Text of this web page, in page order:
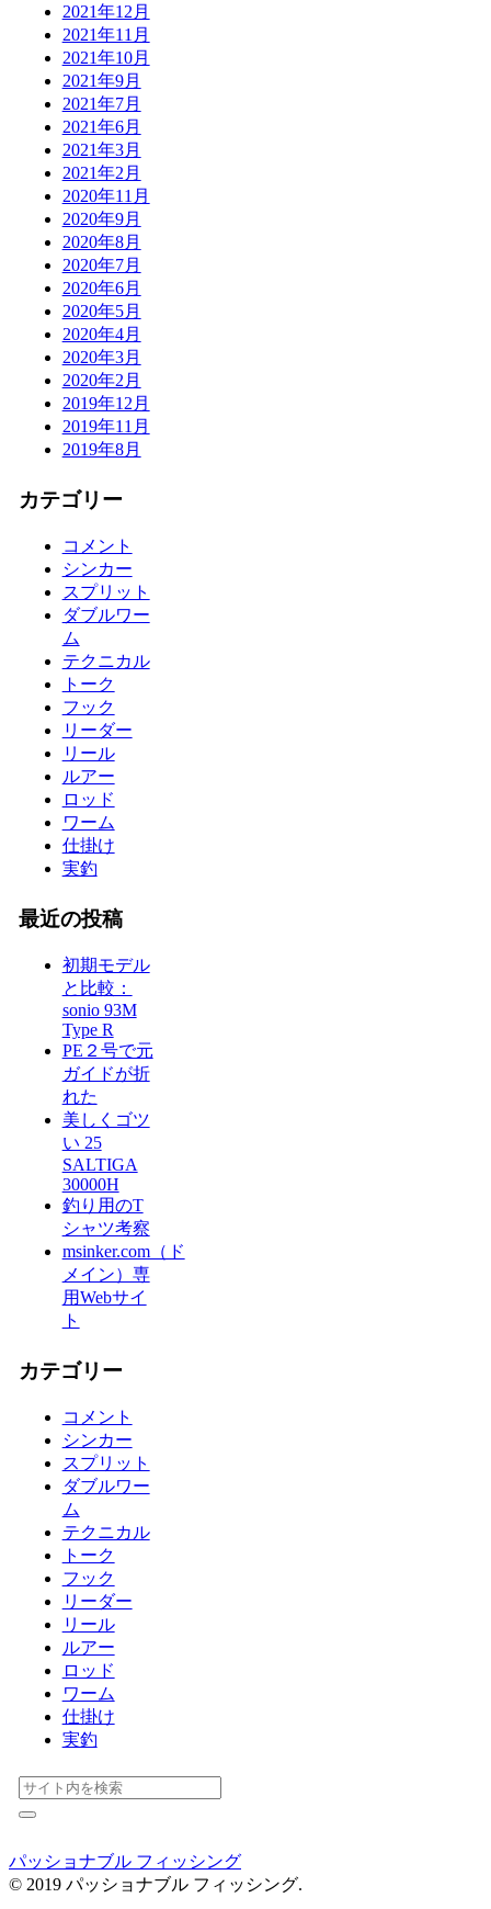
2021年12月
2021年11月
2021年10月
2021年9月
2021年7月
2021年6月
2021年3月
2021年2月
2020年11月
2020年9月
2020年8月
2020年7月
2020年6月
2020年5月
2020年4月
2020年3月
2020年2月
2019年12月
2019年11月
2019年8月
カテゴリー
コメント
シンカー
スプリット
ダブルワー
ム
テクニカル
トーク
フック
リーダー
リール
ルアー
ロッド
ワーム
仕掛け
実釣
最近の投稿
初期モデル
と比較：
sonio 93M
Type R
PE２号で元
ガイドが折
れた
美しくゴツ
い 25
SALTIGA
30000H
釣り用のT
シャツ考察
msinker.com（ド
メイン）専
用Webサイ
ト
カテゴリー
コメント
シンカー
スプリット
ダブルワー
ム
テクニカル
トーク
フック
リーダー
リール
ルアー
ロッド
ワーム
仕掛け
実釣
パッショナブル フィッシング
© 2019 パッショナブル フィッシング.